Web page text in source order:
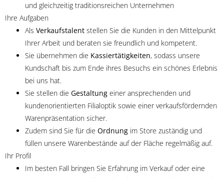
und gleichzeitig traditionsreichen Unternehmen
Ihre Aufgaben
Als Verkaufstalent stellen Sie die Kunden in den Mittelpunkt
Ihrer Arbeit und beraten sie freundlich und kompetent.
Sie übernehmen die Kassiertätigkeiten, sodass unsere
Kundschaft bis zum Ende ihres Besuchs ein schönes Erlebnis
bei uns hat.
Sie stellen die Gestaltung einer ansprechenden und
kundenorientierten Filialoptik sowie einer verkaufsfördernden
Warenpräsentation sicher.
Zudem sind Sie für die Ordnung im Store zuständig und
füllen unsere Warenbestände auf der Fläche regelmäßig auf.
Ihr Profil
Im besten Fall bringen Sie Erfahrung im Verkauf oder eine